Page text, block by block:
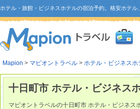
ホテル・旅館・ビジネスホテルの宿泊予約。格安ホテル
Mapion > マピオントラベル > ホテル・ビジネスホ
十日町市 ホテル・ビジネス
マピオントラベルの十日町市 ホテル・ビジネス